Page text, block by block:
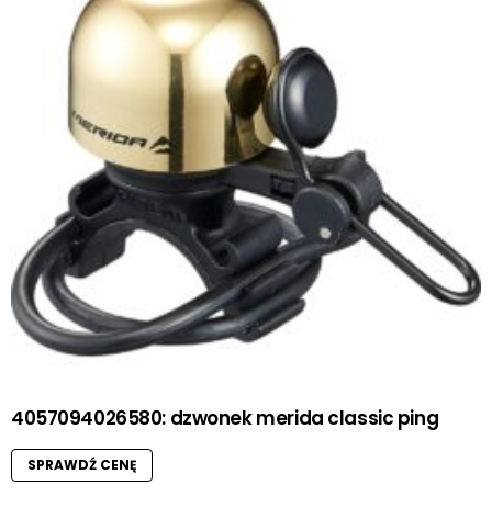
4057094026580: dzwonek merida classic ping
SPRAWDŹ CENĘ